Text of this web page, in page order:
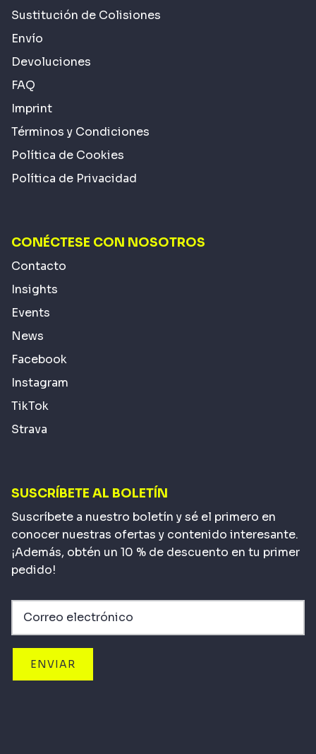
Sustitución de Colisiones
Envío
Devoluciones
FAQ
Imprint
Términos y Condiciones
Política de Cookies
Política de Privacidad
CONÉCTESE CON NOSOTROS
Contacto
Insights
Events
News
Facebook
Instagram
TikTok
Strava
SUSCRÍBETE AL BOLETÍN
Suscríbete a nuestro boletín y sé el primero en
conocer nuestras ofertas y contenido interesante.
¡Además, obtén un 10 % de descuento en tu primer
pedido!
ENVIAR